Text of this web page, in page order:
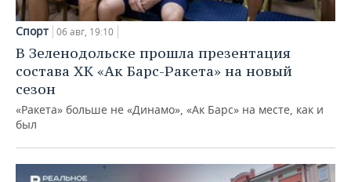
Спорт 06 авг, 19:10
В Зеленодольске прошла презентация
состава ХК «Ак Барс-Ракета» на новый
сезон
«Ракета» больше не «Динамо», «Ак Барс» на месте, как и
был